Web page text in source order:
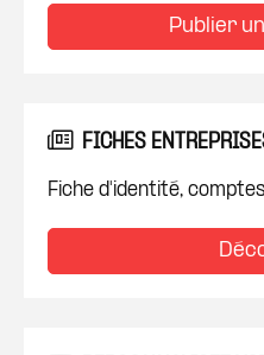
Publier
FICHES
Fiche d'identité,